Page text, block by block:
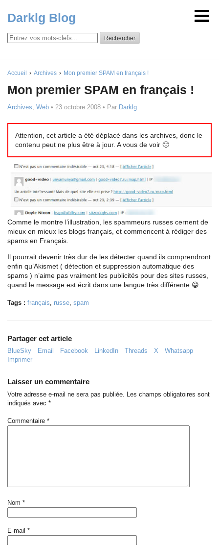
Darklg Blog
Rechercher
Accueil Archives Mon premier SPAM en français !
Mon premier SPAM en français !
Archives, Web • 23 octobre 2008 • Par Darklg
Attention, cet article a été déplacé dans les archives, donc le
contenu peut ne plus être à jour. A vous de voir 🙂
Comme le montre l’illustration, les spammeurs russes cernent de
mieux en mieux les blogs français, et commencent à rédiger des
spams en Français.
Il pourrait devenir très dur de les détecter quand ils comprendront
enfin qu’Akismet ( détection et suppression automatique des
spams ) n’aime pas vraiment les publicités pour des sites russes,
quand le message est écrit dans une langue très différente 😀
Tags : français russe spam
Partager cet article
BlueSky Email Facebook LinkedIn Threads X
Whatsapp
Imprimer
Laisser un commentaire
Votre adresse e-mail ne sera pas publiée.
Les champs obligatoires sont
indiqués avec *
Commentaire *
Nom *
E-mail *